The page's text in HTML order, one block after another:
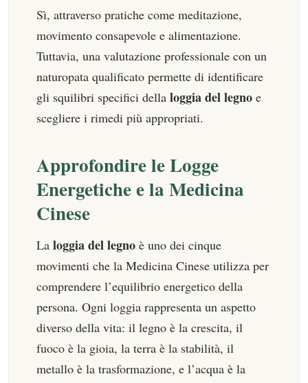
Sì, attraverso pratiche come meditazione,
movimento consapevole e alimentazione.
Tuttavia, una valutazione professionale con un
naturopata qualificato permette di identificare
gli squilibri specifici della loggia del legno e
scegliere i rimedi più appropriati.
Approfondire le Logge
Energetiche e la Medicina
Cinese
La loggia del legno è uno dei cinque
movimenti che la Medicina Cinese utilizza per
comprendere l’equilibrio energetico della
persona. Ogni loggia rappresenta un aspetto
diverso della vita: il legno è la crescita, il
fuoco è la gioia, la terra è la stabilità, il
metallo è la trasformazione, e l’acqua è la